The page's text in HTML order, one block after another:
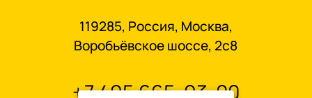
119285, Россия, Москва,
Воробьёвское шоссе, 2с8
+7 495 665-93-00